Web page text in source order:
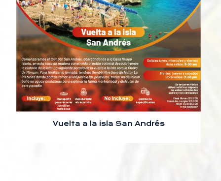
Vuelta a la isla San Andrés